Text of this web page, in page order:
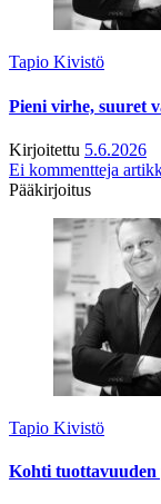
Tapio Kivistö
Pieni virhe, suuret
Kirjoitettu 5.6.2026
Ei kommentteja
Pääkirjoitus
Tapio Kivistö
Kohti tuottavuuden